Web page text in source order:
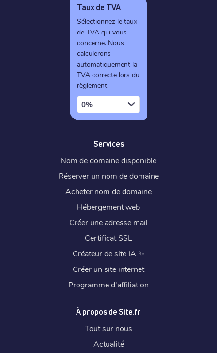
Taux de TVA
Sélectionnez le taux
de TVA qui vous
concerne. Nous
calculerons
automatiquement la
TVA correcte lors du
règlement.
0%
Services
Nom de domaine disponible
Réserver un nom de domaine
Acheter nom de domaine
Hébergement web
Créer une adresse mail
Certificat SSL
Créateur de site IA ✨
Créer un site internet
Programme d'affiliation
À propos de Site.fr
Tout sur nous
Actualité